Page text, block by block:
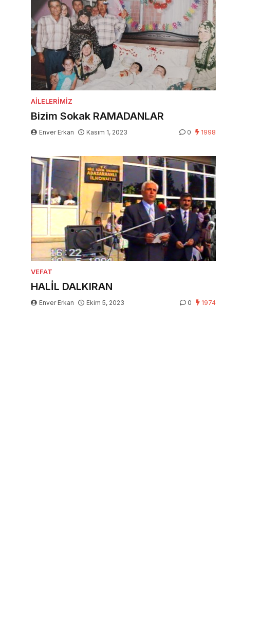
AILELERIMIZ
Bizim Sokak RAMADANLAR
Enver Erkan Kasım 1, 2023 0 1998
VEFAT
HALİL DALKIRAN
Enver Erkan Ekim 5, 2023 0 1974